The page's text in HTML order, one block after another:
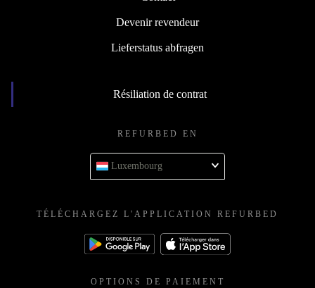
Devenir revendeur
Lieferstatus abfragen
Résiliation de contrat
REFURBED EN
Luxembourg
TÉLÉCHARGEZ L'APPLICATION REFURBED
OPTIONS DE PAIEMENT